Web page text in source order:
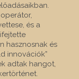
és a
hasznosnak és
innovációk”
adtak hangot,